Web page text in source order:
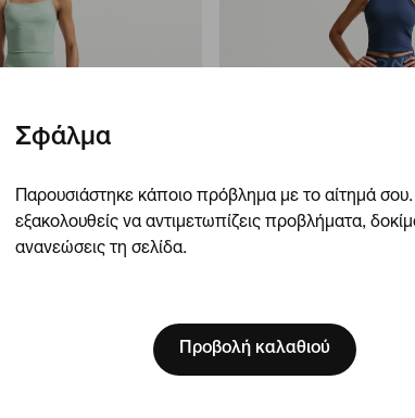
We think you
Update your
Σφάλμα
Παρουσιάστηκε κάποιο πρόβλημα με το αίτημά
εξακολουθείς να αντιμετωπίζεις προβλήματα,
ανανεώσεις τη σελίδα.
Προβολή καλαθιού
σορτς ποδηλασίας 13
Nike Pro Sculpt
Γυναικείο ψηλόμεσο
μήκος